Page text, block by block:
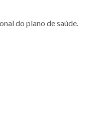
do plano de saúde.